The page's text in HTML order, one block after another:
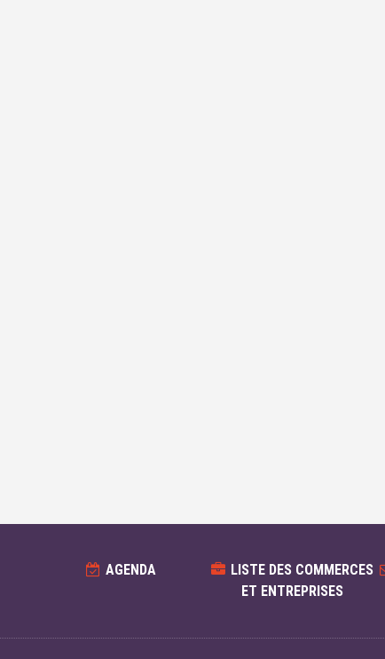
AGENDA
LISTE DES COMMERCES
ET ENTREPRISES